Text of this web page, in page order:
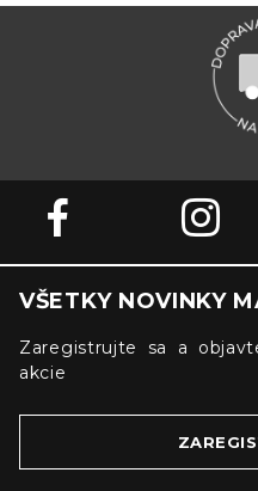
VŠETKY NOVINKY
Zaregistrujte sa a
akcie